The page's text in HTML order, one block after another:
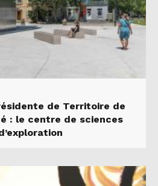
de Territoire de
: le centre de sciences